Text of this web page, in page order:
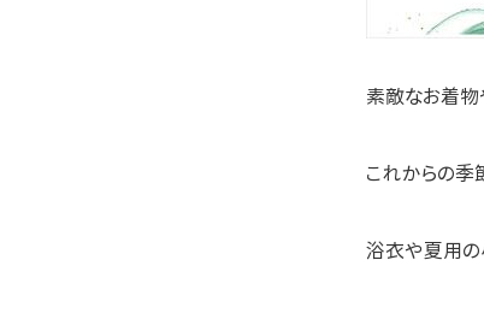
素敵なお着物
これからの季
浴衣や夏用の